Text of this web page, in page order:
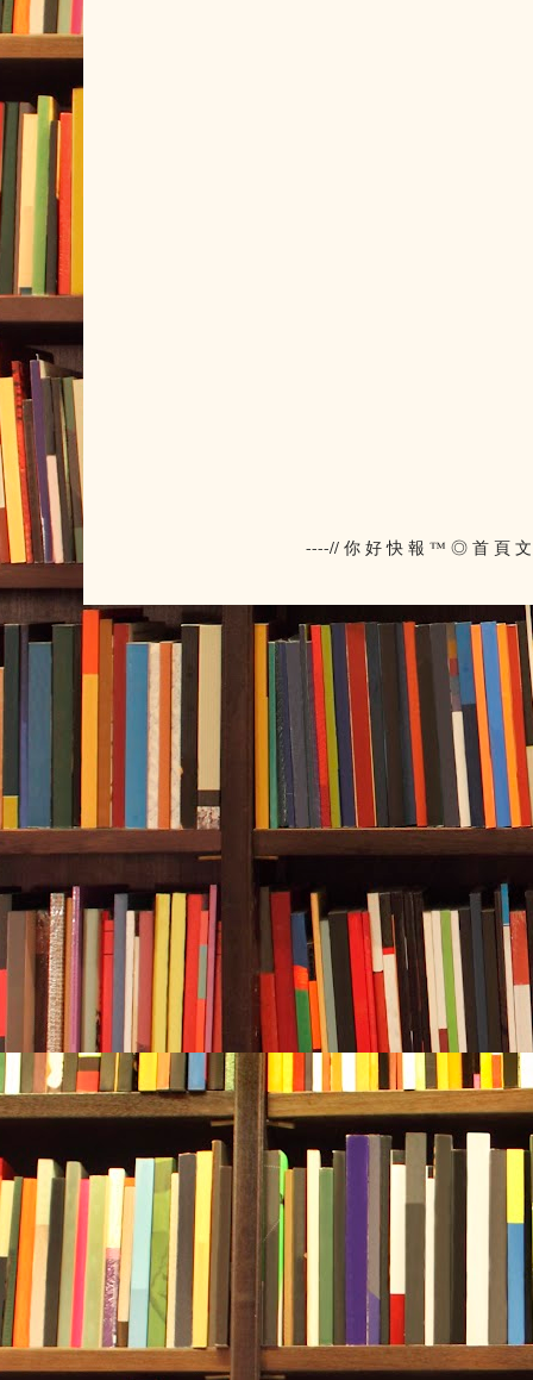
----// 你 好 快 報 ™ ◎ 首 頁 文